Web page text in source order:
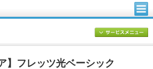
】フレッツ光ベーシック